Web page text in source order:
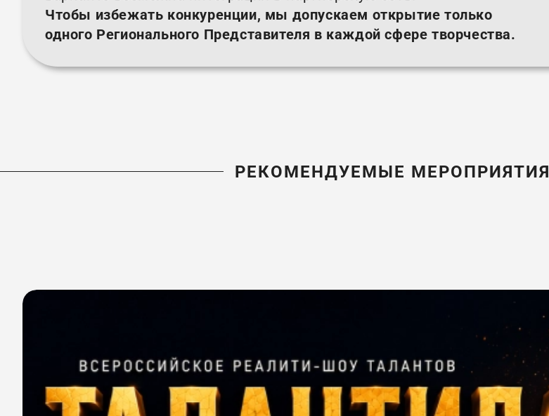
Чтобы избежать конкуренции, мы допускаем открытие только
одного Регионального Представителя в каждой сфере творчества.
РЕКОМЕНДУЕМЫЕ МЕРОПРИЯТИЯ